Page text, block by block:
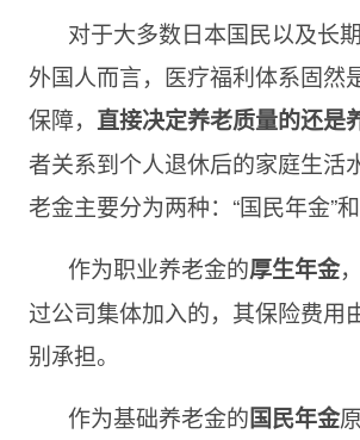
对于大多数日本国民以及长
外国人而言，医疗福利体系固然
保障， 直接决定养老质量的还是
者关系到个人退休后的家庭生活
老金主要分为两种：“国民年金”和
作为职业养老金的厚生年金
过公司集体加入的，其保险费用
别承担。
作为基础养老金的国民年金